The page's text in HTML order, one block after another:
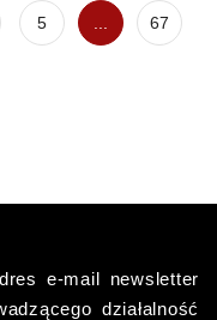
5 67
e-mail newsletter
działalność